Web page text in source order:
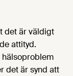
det är väldigt
attityd.
det är synd att